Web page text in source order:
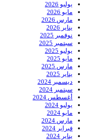
يوليو 2026
مايو 2026
مارس 2026
يناير 2026
نوفمبر 2025
سبتمبر 2025
يوليو 2025
مايو 2025
مارس 2025
يناير 2025
ديسمبر 2024
سبتمبر 2024
أغسطس 2024
يوليو 2024
مايو 2024
مارس 2024
فبراير 2024
يناير 2024